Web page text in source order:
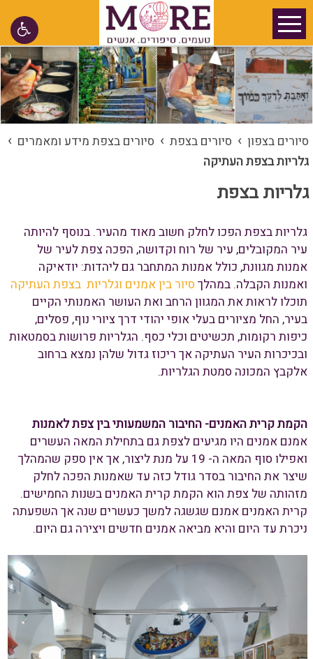
סיורים בצפון › סיורים בצפת › סיורים בצפת מידע ומאמרים ›
גלריות בצפת העתיקה
גלריות בצפת
גלריות בצפת הפכו לחלק חשוב מאוד מהעיר. בנוסף להיותה
עיר המקובלים, עיר של רוח וקדושה, הפכה צפת לעיר של
אמנות מגוונת, כולל אמנות המתחבר גם ליהדות: יודאיקה
ואמנות הקבלה. במהלך סיור בין אמנים וגלריות בצפת העתיקה
תוכלו לראות את המגוון הרחב ואת העושר האמנותי הקיים
בעיר, החל מציורים בעלי אופי יהודי דרך ציורי נוף, פסלים,
כיפות רקומות, תכשיטים וכלי כסף. הגלריות פרושות בסמטאות
ובכיכרות העיר העתיקה אך ריכוז גדול שלהן נמצא ברחוב
אלקבץ המכונה סמטת הגלריות.
הקמת קרית האמנים- החיבור המשמעותי בין צפת לאמנות
אמנם אמנים היו מגיעים לצפת גם בתחילת המאה העשרים
ואפילו סוף המאה ה- 19 על מנת ליצור, אך אין ספק שהמהלך
שיצר את החיבור בסדר גודל כזה עד שאמנות הפכה לחלק
מזהותה של צפת הוא הקמת קרית האמנים בשנות החמישים.
קרית האמנים אמנם שגשגה למשך כעשרים שנה אך השפעתה
ניכרת עד היום והיא מביאה אמנים חדשים ויצירה גם היום.